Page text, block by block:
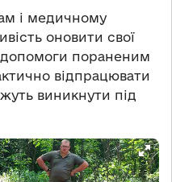
і медичному
оновити свої
пораненим
відпрацювати
виникнути під